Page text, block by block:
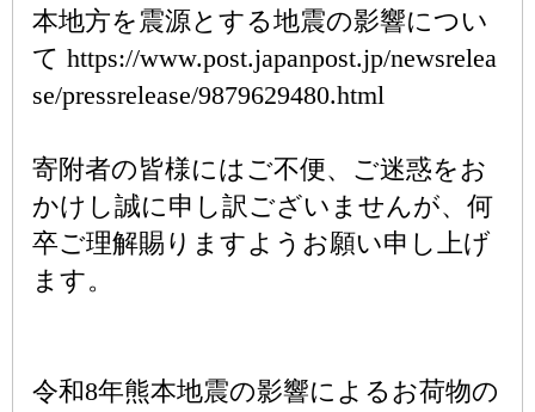
本地方を震源とする地震の影響につい
て https://www.post.japanpost.jp/newsrelea
se/pressrelease/9879629480.html
寄附者の皆様にはご不便、ご迷惑をお
かけし誠に申し訳ございませんが、何
卒ご理解賜りますようお願い申し上げ
ます。
令和8年熊本地震の影響によるお荷物の